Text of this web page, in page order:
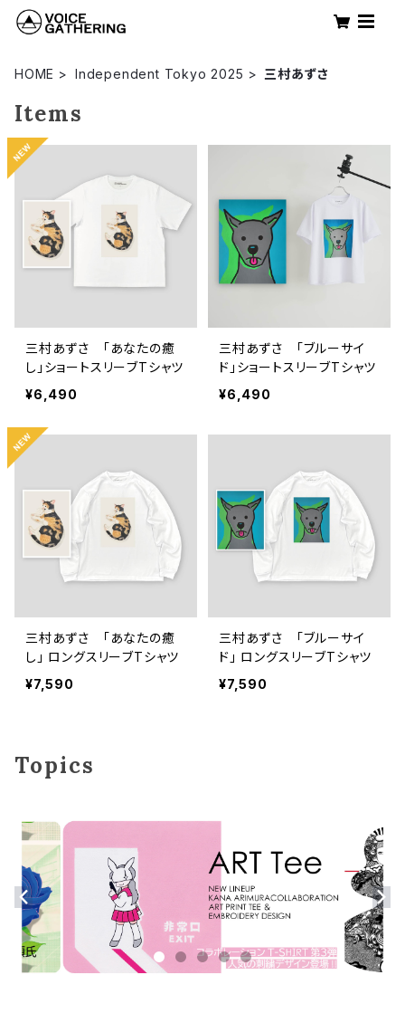
HOME Independent Tokyo 2025 三村あずさ
Items
三村あずさ 「あなたの癒
し」ショートスリーブTシャツ
¥6,490
三村あずさ 「ブルーサイ
ド」ショートスリーブTシャツ
¥6,490
三村あずさ 「あなたの癒
し」 ロングスリーブTシャツ
¥7,590
三村あずさ 「ブルーサイ
ド」 ロングスリーブTシャツ
¥7,590
Topics